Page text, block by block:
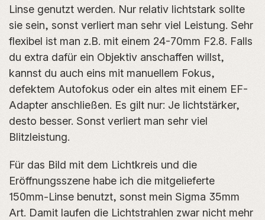
Linse genutzt werden. Nur relativ lichtstark sollte
sie sein, sonst verliert man sehr viel Leistung. Sehr
flexibel ist man z.B. mit einem 24-70mm F2.8. Falls
du extra dafür ein Objektiv anschaffen willst,
kannst du auch eins mit manuellem Fokus,
defektem Autofokus oder ein altes mit einem EF-
Adapter anschließen. Es gilt nur: Je lichtstärker,
desto besser. Sonst verliert man sehr viel
Blitzleistung.
Für das Bild mit dem Lichtkreis und die
Eröffnungsszene habe ich die mitgelieferte
150mm-Linse benutzt, sonst mein Sigma 35mm
Art. Damit laufen die Lichtstrahlen zwar nicht mehr